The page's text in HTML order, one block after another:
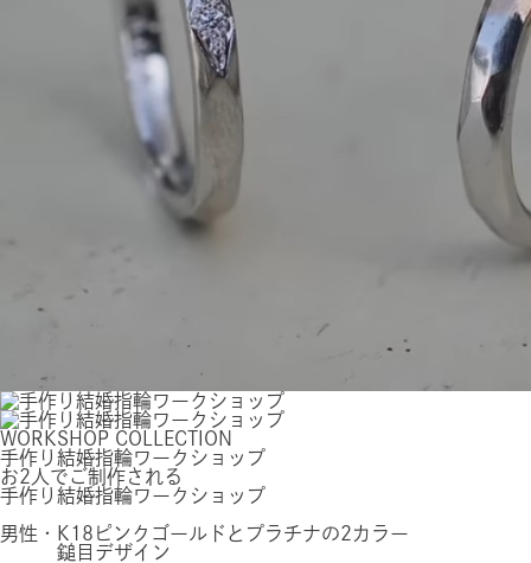
WORKSHOP COLLECTION
手作り結婚指輪ワークショップ
お2人でご制作される
手作り結婚指輪ワークショップ
男性・K18ピンクゴールドとプラチナの2カラー
鎚目デザイン